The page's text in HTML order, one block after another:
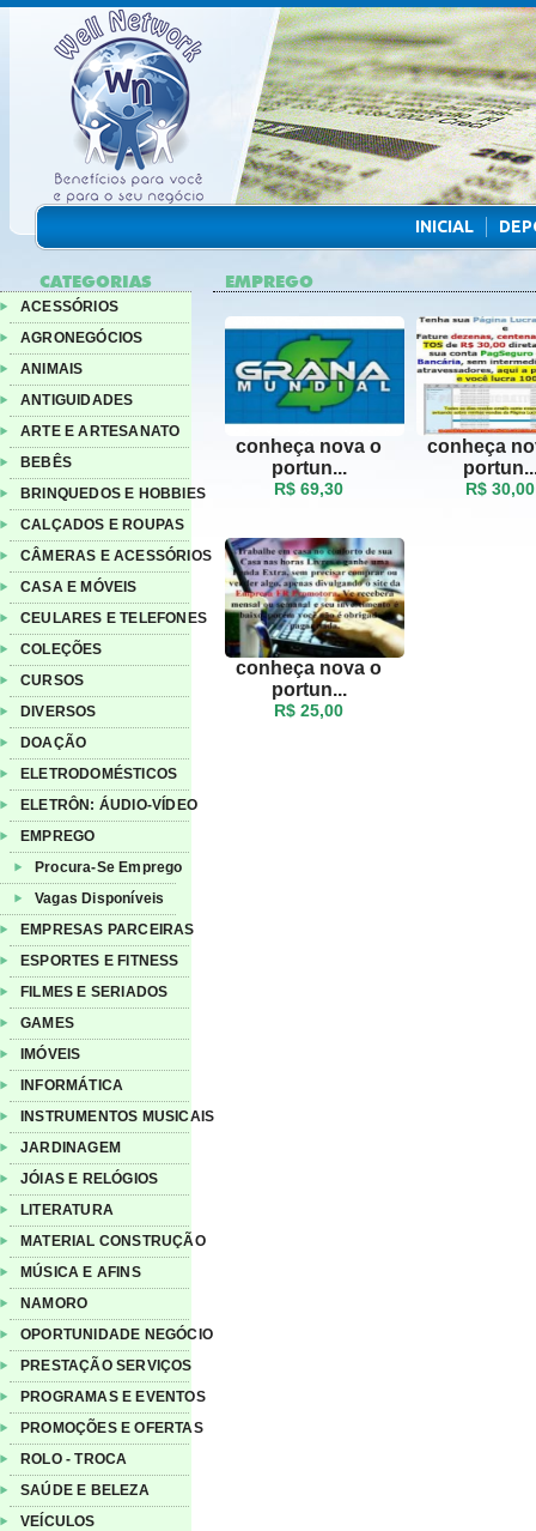
INICIAL
CATEGORIAS
ACESSÓRIOS
AGRONEGÓCIOS
ANIMAIS
ANTIGUIDADES
ARTE E ARTESANATO
BEBÊS
BRINQUEDOS E HOBBIES
CALÇADOS E ROUPAS
CÂMERAS E ACESSÓRIOS
CASA E MÓVEIS
CEULARES E TELEFONES
COLEÇÕES
CURSOS
DIVERSOS
DOAÇÃO
ELETRODOMÉSTICOS
ELETRÔN: ÁUDIO-VÍDEO
EMPREGO
Procura-Se Emprego
Vagas Disponíveis
EMPRESAS PARCEIRAS
ESPORTES E FITNESS
FILMES E SERIADOS
GAMES
IMÓVEIS
INFORMÁTICA
INSTRUMENTOS MUSICAIS
JARDINAGEM
JÓIAS E RELÓGIOS
LITERATURA
MATERIAL CONSTRUÇÃO
MÚSICA E AFINS
NAMORO
OPORTUNIDADE NEGÓCIO
PRESTAÇÃO SERVIÇOS
PROGRAMAS E EVENTOS
PROMOÇÕES E OFERTAS
ROLO - TROCA
SAÚDE E BELEZA
VEÍCULOS
EMPREGO
conheça nova o
portun...
R$ 69,30
conheça
R$ 30,00
conheça nova o
portun...
R$ 25,00